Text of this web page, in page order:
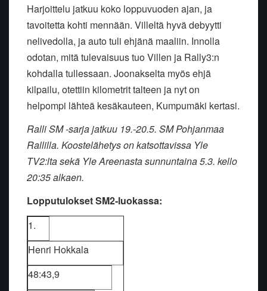
Harjoittelu jatkuu koko loppuvuoden ajan, ja
tavoitetta kohti mennään. Villeltä hyvä debyytti
nelivedolla, ja auto tuli ehjänä maaliin. Innolla
odotan, mitä tulevaisuus tuo Villen ja Rally3:n
kohdalla tullessaan. Joonakselta myös ehjä
kilpailu, otettiin kilometrit talteen ja nyt on
helpompi lähteä kesäkauteen, Kumpumäki kertasi.
Ralli SM -sarja jatkuu 19.-20.5. SM Pohjanmaa
Rallilla. Koostelähetys on katsottavissa Yle
TV2:lta sekä Yle Areenasta sunnuntaina 5.3. kello
20:35 alkaen.
Lopputulokset SM2-luokassa:
1.
Henri Hokkala
48:43,9